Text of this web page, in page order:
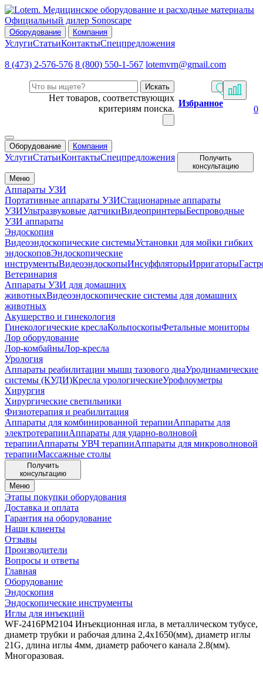
Официальный дилер Sonoscape
Оборудование Компания
УслугиСтатьиКонтактыСпецпредложения
8 (473) 2-576-576 8 (800) 550-1-567 lotemvrn@gmail.com
Искать
Нет товаров, соответствующих
критериям поиска.
Избранное
0
Оборудование Компания
УслугиСтатьиКонтактыСпецпредложения
Получить
консультацию
Меню
Аппараты УЗИ
Портативные аппараты УЗИСтационарные аппараты
УЗИУльтразвуковые датчикиВидеопринтерыБеспроводные
УЗИ аппараты
Эндоскопия
Видеоэндоскопические системыУстановки для мойки гибких
эндоскоповЭндоскопические
инструментыВидеоэндоскопыИнсуффляторыИрригаторы
Ветеринария
Аппараты УЗИ для домашних
животныхВидеоэндоскопические системы для домашних
животных
Акушерство и гинекология
Гинекологические креслаКольпоскопыФетальные мониторы
Лор оборудование
Лор-комбайныЛор-кресла
Урология
Аппараты реабилитации мышц тазового днаУродинамические
системы (КУДИ)Кресла урологическиеУрофлоуметры
Хирургия
Хирургические светильники
Физиотерапия и реабилитация
Аппараты для комбинированной терапииАппараты для
электротерапииАппараты для ударно-волновой
терапииАппараты УВЧ терапииАппараты для микроволновой
терапииМассажные столы
Получить
консультацию
Меню
Этапы покупки оборудования
Доставка и оплата
Гарантия на оборудование
Наши клиенты
Отзывы
Производители
Вопросы и ответы
Главная
Оборудование
Эндоскопия
Эндоскопические инструменты
Иглы для инъекций
WF-2416РМ2104 Инъекционная игла, в металлическом тубусе,
диаметр трубки и рабочая длина 2,4х1650(мм), диаметр иглы
21G, длина иглы 4мм, диаметр рабочего канала 2.8(мм).
Многоразовая.